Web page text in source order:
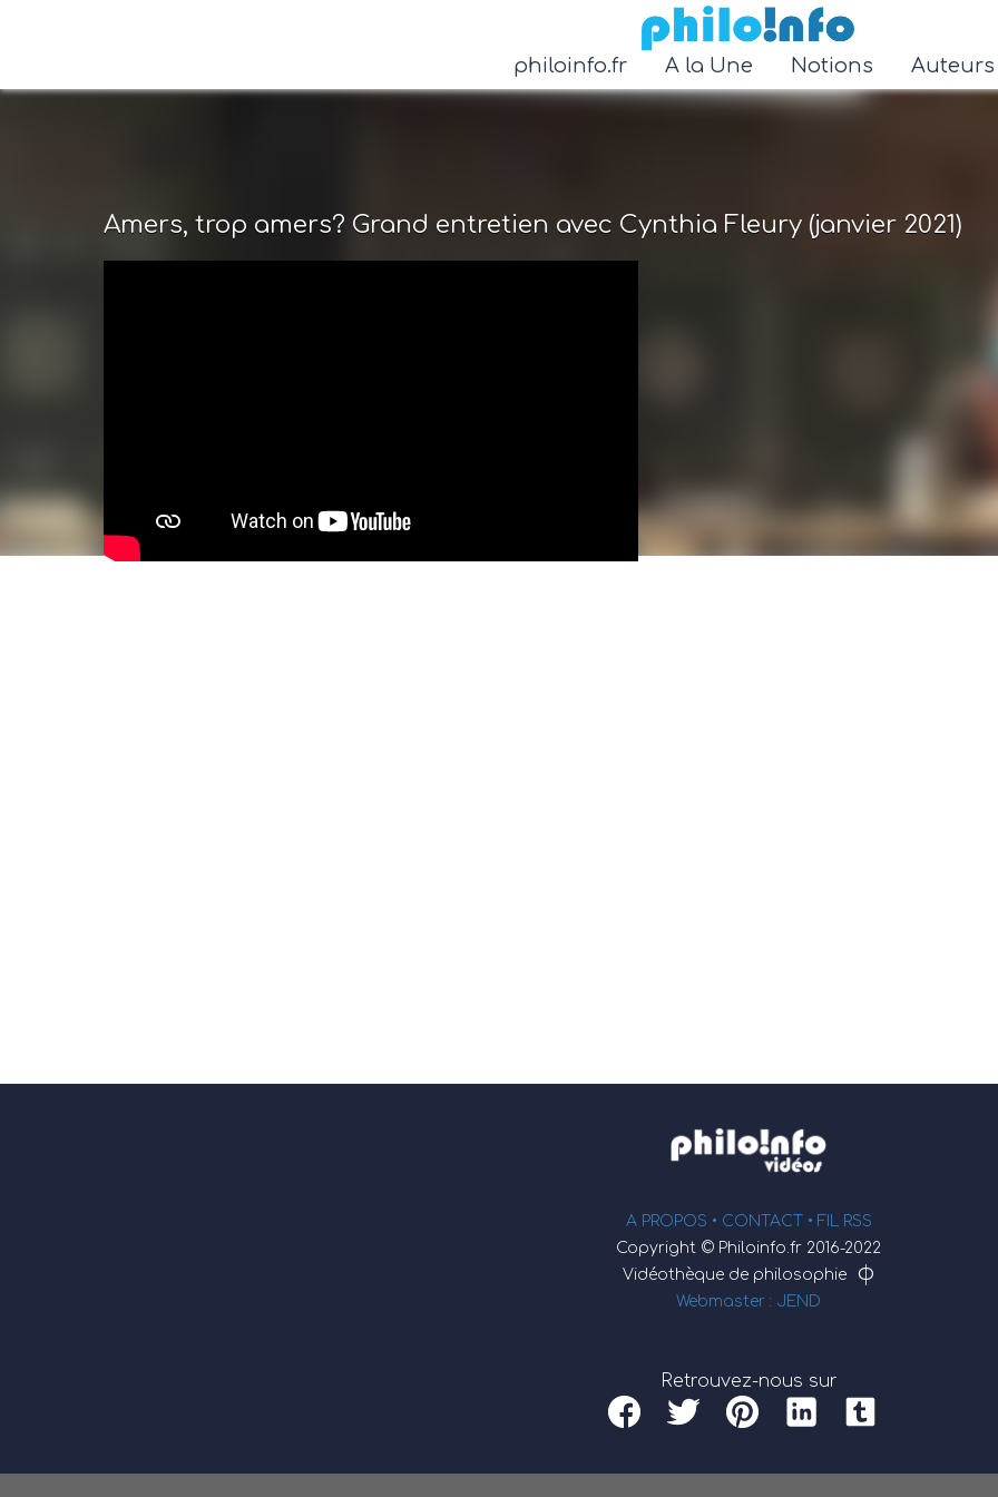
Accéder au contenu principal
Amers, trop amers? Grand entretien avec Cynthia Fleury (janvier 2021)
philoinfo.fr A la Une Notions
A PROPOS • CONTACT • FIL RSS
Copyright © Philoinfo.fr 2016-2022
Vidéothèque de philosophie
φ
Webmaster : JEND
Retrouvez-nous sur